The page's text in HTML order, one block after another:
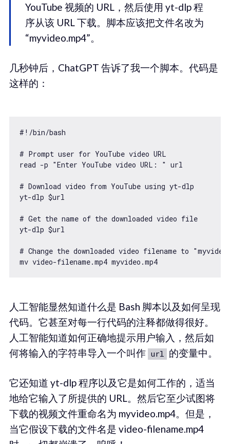
YouTube 视频的 URL，然后使用 yt-dlp 程
序从该 URL 下载。脚本应该把文件名改为
“myvideo.mp4”。
几秒钟后，ChatGPT 告诉了我一个脚本。代码是
这样的：
#!/bin/bash
# Prompt user for YouTube video URL
read -p "Enter YouTube video URL: " url
# Download video from YouTube using yt-dlp
yt-dlp $url
# Get the name of the downloaded video file
yt-dlp $url
# Change the downloaded video filename to
mv video-filename.mp4 myvideo.mp4
人工智能显然知道什么是 Bash 脚本以及如何呈现
代码。它甚至对每一行代码的注释都做得很好。
人工智能知道如何正确地提示用户输入，然后如
何将输入的字符串导入一个叫作 url 的变量中。
它还知道 yt-dlp 程序以及它是如何工作的，适当
地给它输入了所提供的 URL。然后它至少试图将
下载的视频文件重命名为 myvideo.mp4。但是，
当它假设下载的文件名是 video-filename.mp4